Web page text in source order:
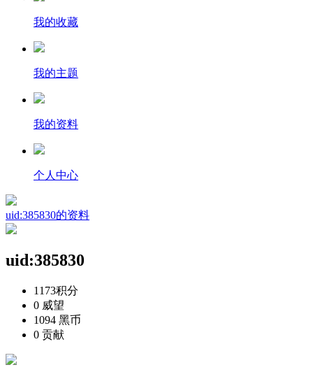
我的收藏
我的主题
我的资料
个人中心
uid:385830的资料
uid:385830
1173积分
0 威望
1094 黑币
0 贡献